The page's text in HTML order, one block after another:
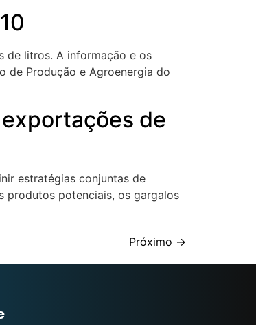
de litros. A informação e os
de Produção e Agroenergia do
de
estratégias conjuntas de
produtos potenciais, os gargalos
Próximo →